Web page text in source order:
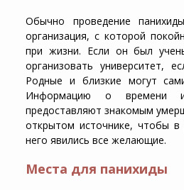
Обычно проведение
организация, с которой
при жизни. Если он был
организовать университет,
Родные и близкие могут
Информацию о времени
предоставляют знакомым
открытом источнике, чтобы в
него явились все желающие.
Места для панихиды